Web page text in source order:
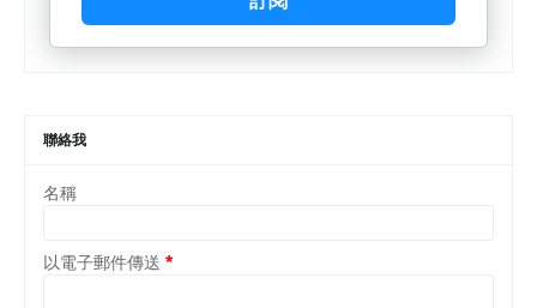
聯絡我
名稱
以電子郵件傳送 *